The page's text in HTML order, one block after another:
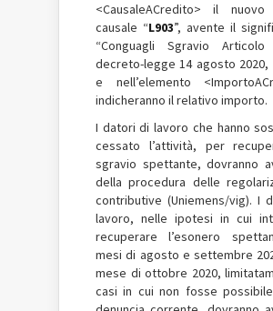
<CausaleACredito> il nuovo
causale “L903”, avente il
“Conguagli Sgravio
decreto-legge 14 agosto 2020,
e nell’elemento
indicheranno il relativo importo.
I datori di lavoro che hanno
cessato l’attività, per
sgravio spettante, dovranno
della procedura delle
contributive (Uniemens/vig). I
lavoro, nelle ipotesi in cui
recuperare l’esonero
mesi di agosto e settembre
mese di ottobre 2020,
casi in cui non fosse